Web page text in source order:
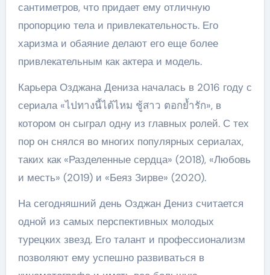
сантиметров, что придает ему отличную
пропорцию тела и привлекательность. Его
харизма и обаяние делают его еще более
привлекательным как актера и модель.
Карьера Озджана Дениза началась в 2016 году с
сериала «ไปทางนี้ได้ไหม ชู้สาว ตอกย้ำรัก», в
котором он сыграл одну из главных ролей. С тех
пор он снялся во многих популярных сериалах,
таких как «Разделенные сердца» (2018), «Любовь
и месть» (2019) и «Беяз Зирве» (2020).
На сегодняшний день Озджан Дениз считается
одной из самых перспективных молодых
турецких звезд. Его талант и профессионализм
позволяют ему успешно развиваться в